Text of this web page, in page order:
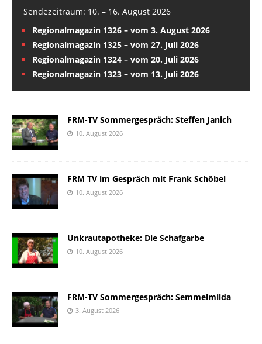
Sendezeitraum: 10. – 16. August 2026
Regionalmagazin 1326 – vom 3. August 2026
Regionalmagazin 1325 – vom 27. Juli 2026
Regionalmagazin 1324 – vom 20. Juli 2026
Regionalmagazin 1323 – vom 13. Juli 2026
FRM-TV Sommergespräch: Steffen Janich
10. August 2026
FRM TV im Gespräch mit Frank Schöbel
10. August 2026
Unkrautapotheke: Die Schafgarbe
10. August 2026
FRM-TV Sommergespräch: Semmelmilda
3. August 2026